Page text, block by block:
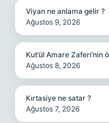
Viyan ne anlama gelir ?
Ağustos 9, 2026
Kut’ül Amare Zaferi’nin
Ağustos 8, 2026
Kırtasiye ne satar ?
Ağustos 7, 2026